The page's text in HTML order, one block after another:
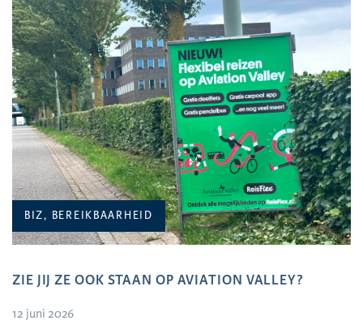
BIZ, BEREIKBAARHEID
ZIE JIJ ZE OOK STAAN OP AVIATION VALLEY?
12 juni 2026